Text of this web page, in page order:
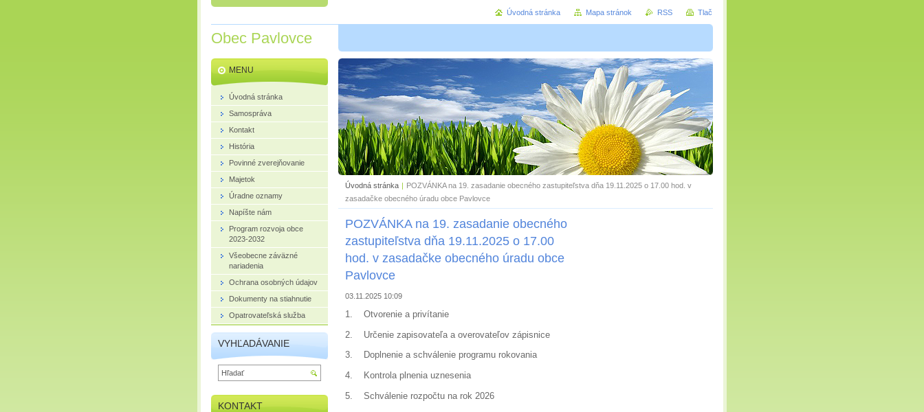
Obec Pavlovce
Úvodná stránka | POZVÁNKA na 19. zasadanie obecného zastupiteľstva dňa 19.11.2025 o 17.00 hod. v
zasadačke obecného úradu obce Pavlovce
POZVÁNKA na 19. zasadanie obecného
zastupiteľstva dňa 19.11.2025 o 17.00
hod. v zasadačke obecného úradu obce
Pavlovce
03.11.2025 10:09
1. Otvorenie a privítanie
2. Určenie zapisovateľa a overovateľov zápisnice
3. Doplnenie a schválenie programu rokovania
4. Kontrola plnenia uznesenia
5. Schválenie rozpočtu na rok 2026
MENU
Úvodná stránka
Samospráva
Kontakt
História
Povinné zverejňovanie
Majetok
Úradne oznamy
Napíšte nám
Program rozvoja obce
2023-2032
Všeobecne záväzné
nariadenia
Ochrana osobných údajov
Dokumenty na stiahnutie
Opatrovateľská služba
VYHĽADÁVANIE
KONTAKT
Úvodná stránka Mapa stránok RSS Tlač